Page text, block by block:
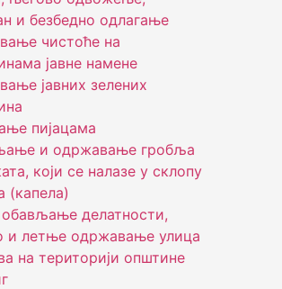
и безбедно одлагање
чистоће на
јавне намене
јавних зелених
пијацама
и одржавање гробља
који се налазе у склопу
(капела)
обављање делатности,
и летње одржавање улица
на територији општине